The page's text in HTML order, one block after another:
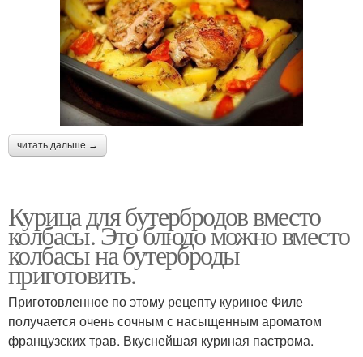
читать дальше →
Курица для бутербродов вместо
колбасы. Это блюдо можно вместо
колбасы на бутерброды
приготовить.
Приготовленное по этому рецепту куриное Филе
получается очень сочным с насыщенным ароматом
французских трав. Вкуснейшая куриная пастрома.